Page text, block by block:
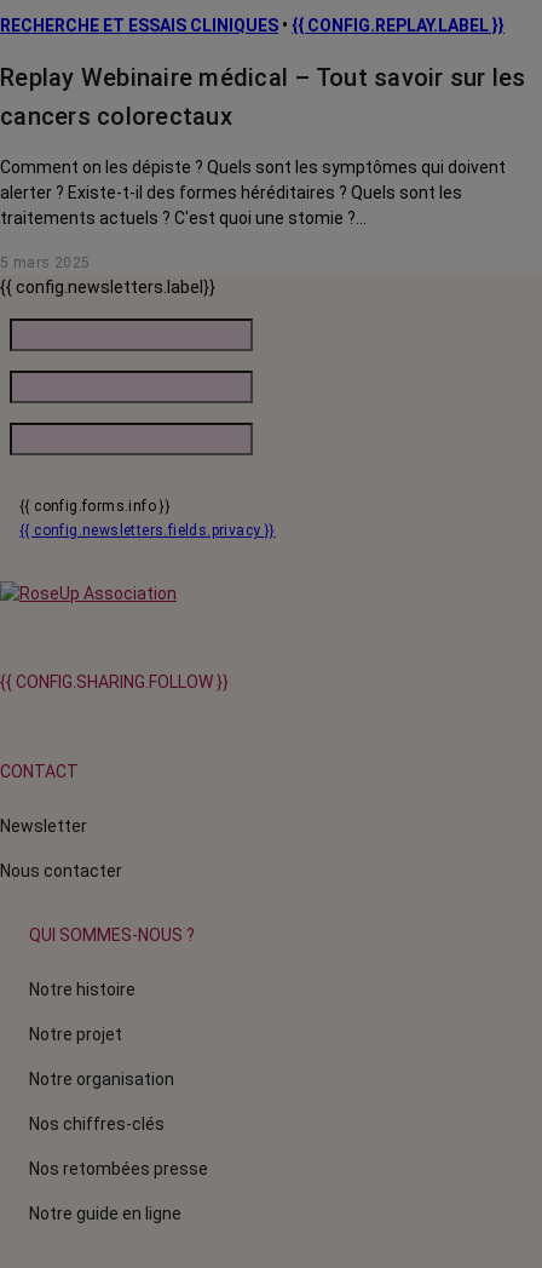
RECHERCHE ET ESSAIS CLINIQUES • {{ CONFIG.REPLAY.LABEL }}
Replay Webinaire médical – Tout savoir sur les
cancers colorectaux
Comment on les dépiste ? Quels sont les symptômes qui doivent
alerter ? Existe-t-il des formes héréditaires ? Quels sont les
traitements actuels ? C'est quoi une stomie ?...
5 mars 2025
{{ config.newsletters.label}}
{{ config.forms.info }}
{{ config.newsletters.fields.privacy }}
{{ CONFIG.SHARING.FOLLOW }}
CONTACT
Newsletter
Nous contacter
QUI SOMMES-NOUS ?
Notre histoire
Notre projet
Notre organisation
Nos chiffres-clés
Nos retombées presse
Notre guide en ligne